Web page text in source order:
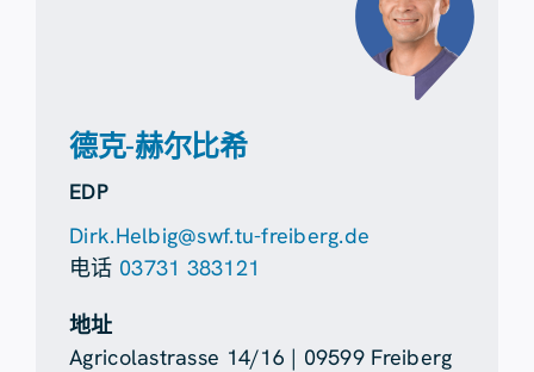
德克-赫尔比希
EDP
Dirk.Helbig@swf.tu-freiberg.de
电话 03731 383121
地址
Agricolastrasse 14/16 | 09599 Freiberg